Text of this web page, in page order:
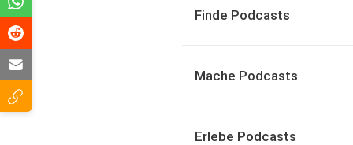
Finde Podcasts
Mache Podcasts
Erlebe Podcasts